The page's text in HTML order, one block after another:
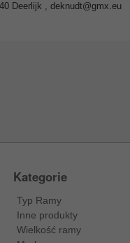
Deerlijk , deknudt@gmx.eu
Kategorie
Typ Ramy
Inne produkty
Wielkość ramy